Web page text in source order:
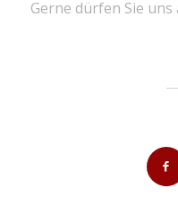
Gerne dürfen Sie